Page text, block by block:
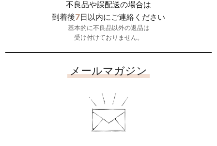
不良品や誤配送の場合は
到着後7日以内にご連絡ください
基本的に不良品以外の返品は
受け付けておりません。
メールマガジン